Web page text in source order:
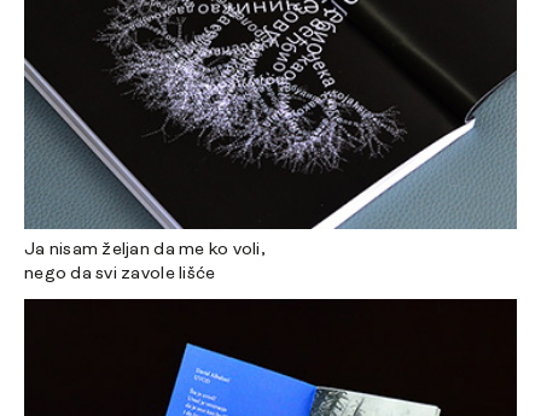
Ja nisam željan da me ko voli,
nego da svi zavole lišće